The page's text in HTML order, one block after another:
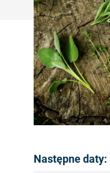
Następne daty: